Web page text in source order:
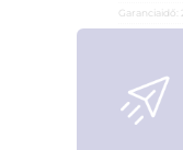
Garanciaidő:
124 900Ft